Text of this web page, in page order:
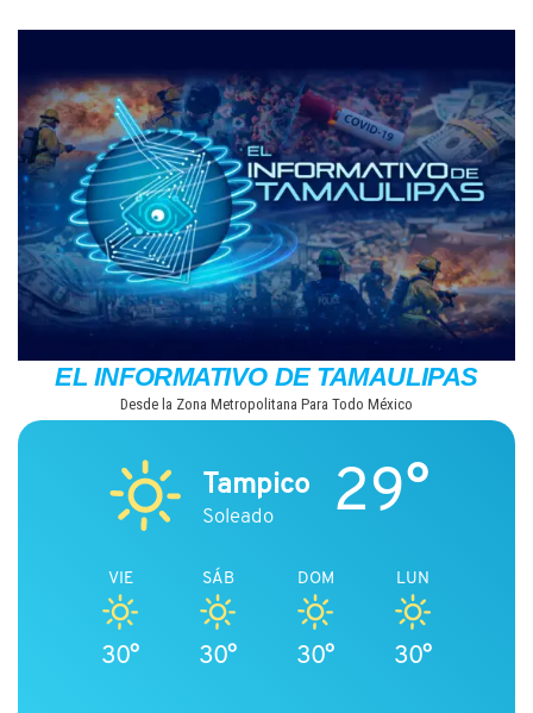
contenido
EL INFORMATIVO DE TAMAULIPAS
Desde la Zona Metropolitana Para Todo México
Tampico
Soleado 29°
VIE
30°
SÁB
30°
DOM
30°
LUN
30°